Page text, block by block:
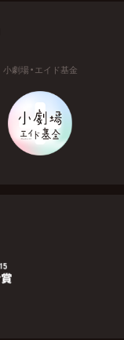
小劇場・エイド基金